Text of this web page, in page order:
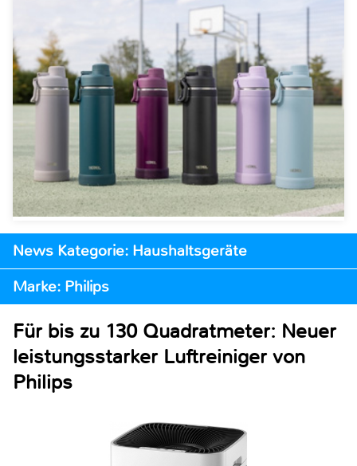
News Kategorie: Haushaltsgeräte
Marke: Philips
Für bis zu 130 Quadratmeter: Neuer
leistungsstarker Luftreiniger von
Philips